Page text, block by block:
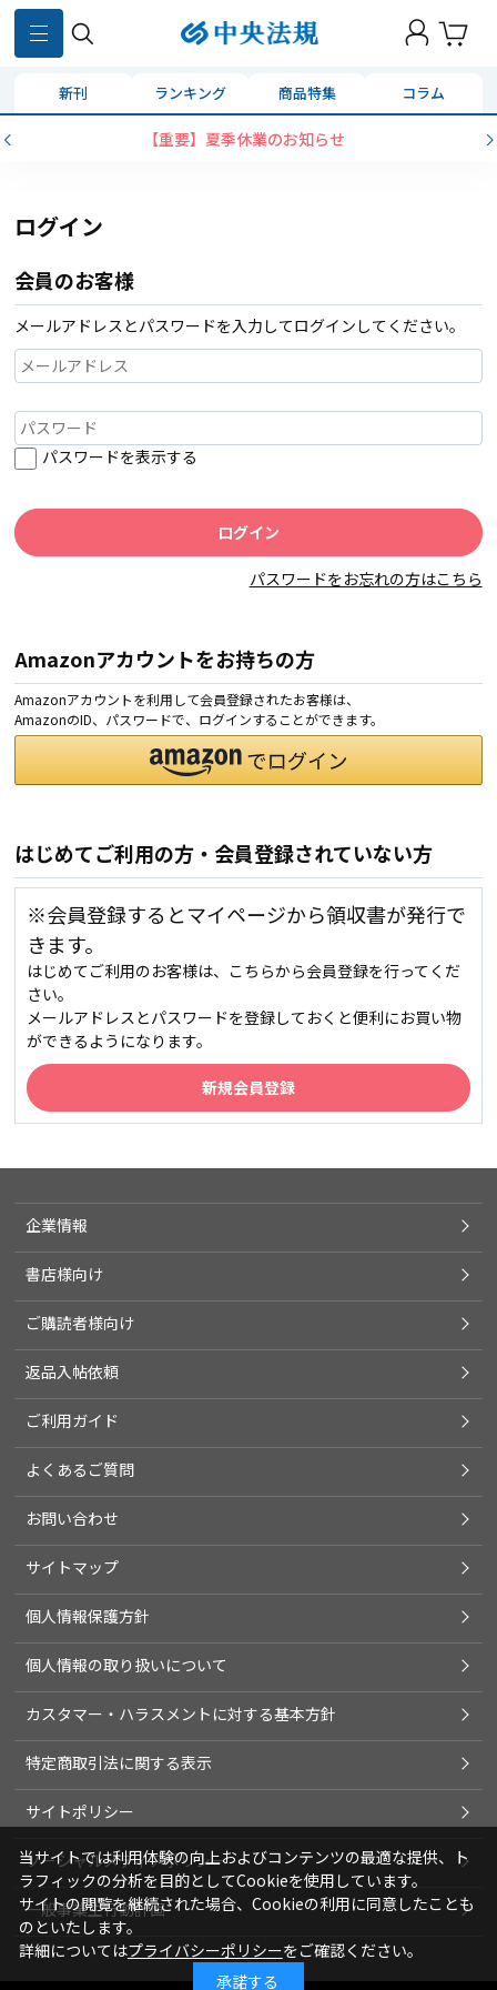
新刊 ランキング 商品特集 コラム
【重要】夏季休業のお知らせ
ログイン
会員のお客様
メールアドレスとパスワードを入力してログインしてください。
パスワードを表示する
パスワードをお忘れの方はこちら
Amazonアカウントをお持ちの方
Amazonアカウントを利用して会員登録されたお客様は、
AmazonのID、パスワードで、ログインすることができます。
はじめてご利用の方・会員登録されていない方
※会員登録するとマイページから領収書が発行で
きます。
はじめてご利用のお客様は、こちらから会員登録を行ってくだ
さい。
メールアドレスとパスワードを登録しておくと便利にお買い物
ができるようになります。
企業情報
書店様向け
ご購読者様向け
返品入帖依頼
ご利用ガイド
よくあるご質問
お問い合わせ
サイトマップ
個人情報保護方針
個人情報の取り扱いについて
カスタマー・ハラスメントに対する基本方針
特定商取引法に関する表示
サイトポリシー
ソーシャルメディアポリシー
一般事業主行動計画
当サイトでは利用体験の向上およびコンテンツの最適な提供、ト
ラフィックの分析を目的としてCookieを使用しています。
サイトの閲覧を継続された場合、Cookieの利用に同意したことも
のといたします。
詳細についてはプライバシーポリシーをご確認ください。
承諾する